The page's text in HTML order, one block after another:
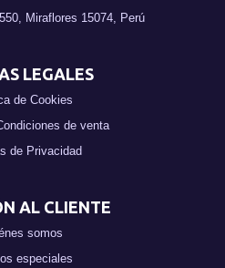
Miraflores 15074, Perú
LEGALES
de Cookies
de venta
de Privacidad
AL CLIENTE
somos
especiales